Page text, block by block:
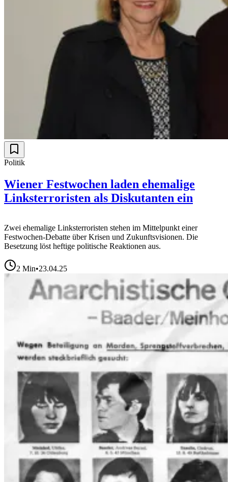
Politik
Wiener Festwochen laden ehemalige
Linksterroristen als Diskutanten ein
Zwei ehemalige Linksterroristen stehen im Mittelpunkt einer
Festwochen-Debatte über Krisen und Zukunftsvisionen. Die
Besetzung löst heftige politische Reaktionen aus.
2 Min•23.04.25